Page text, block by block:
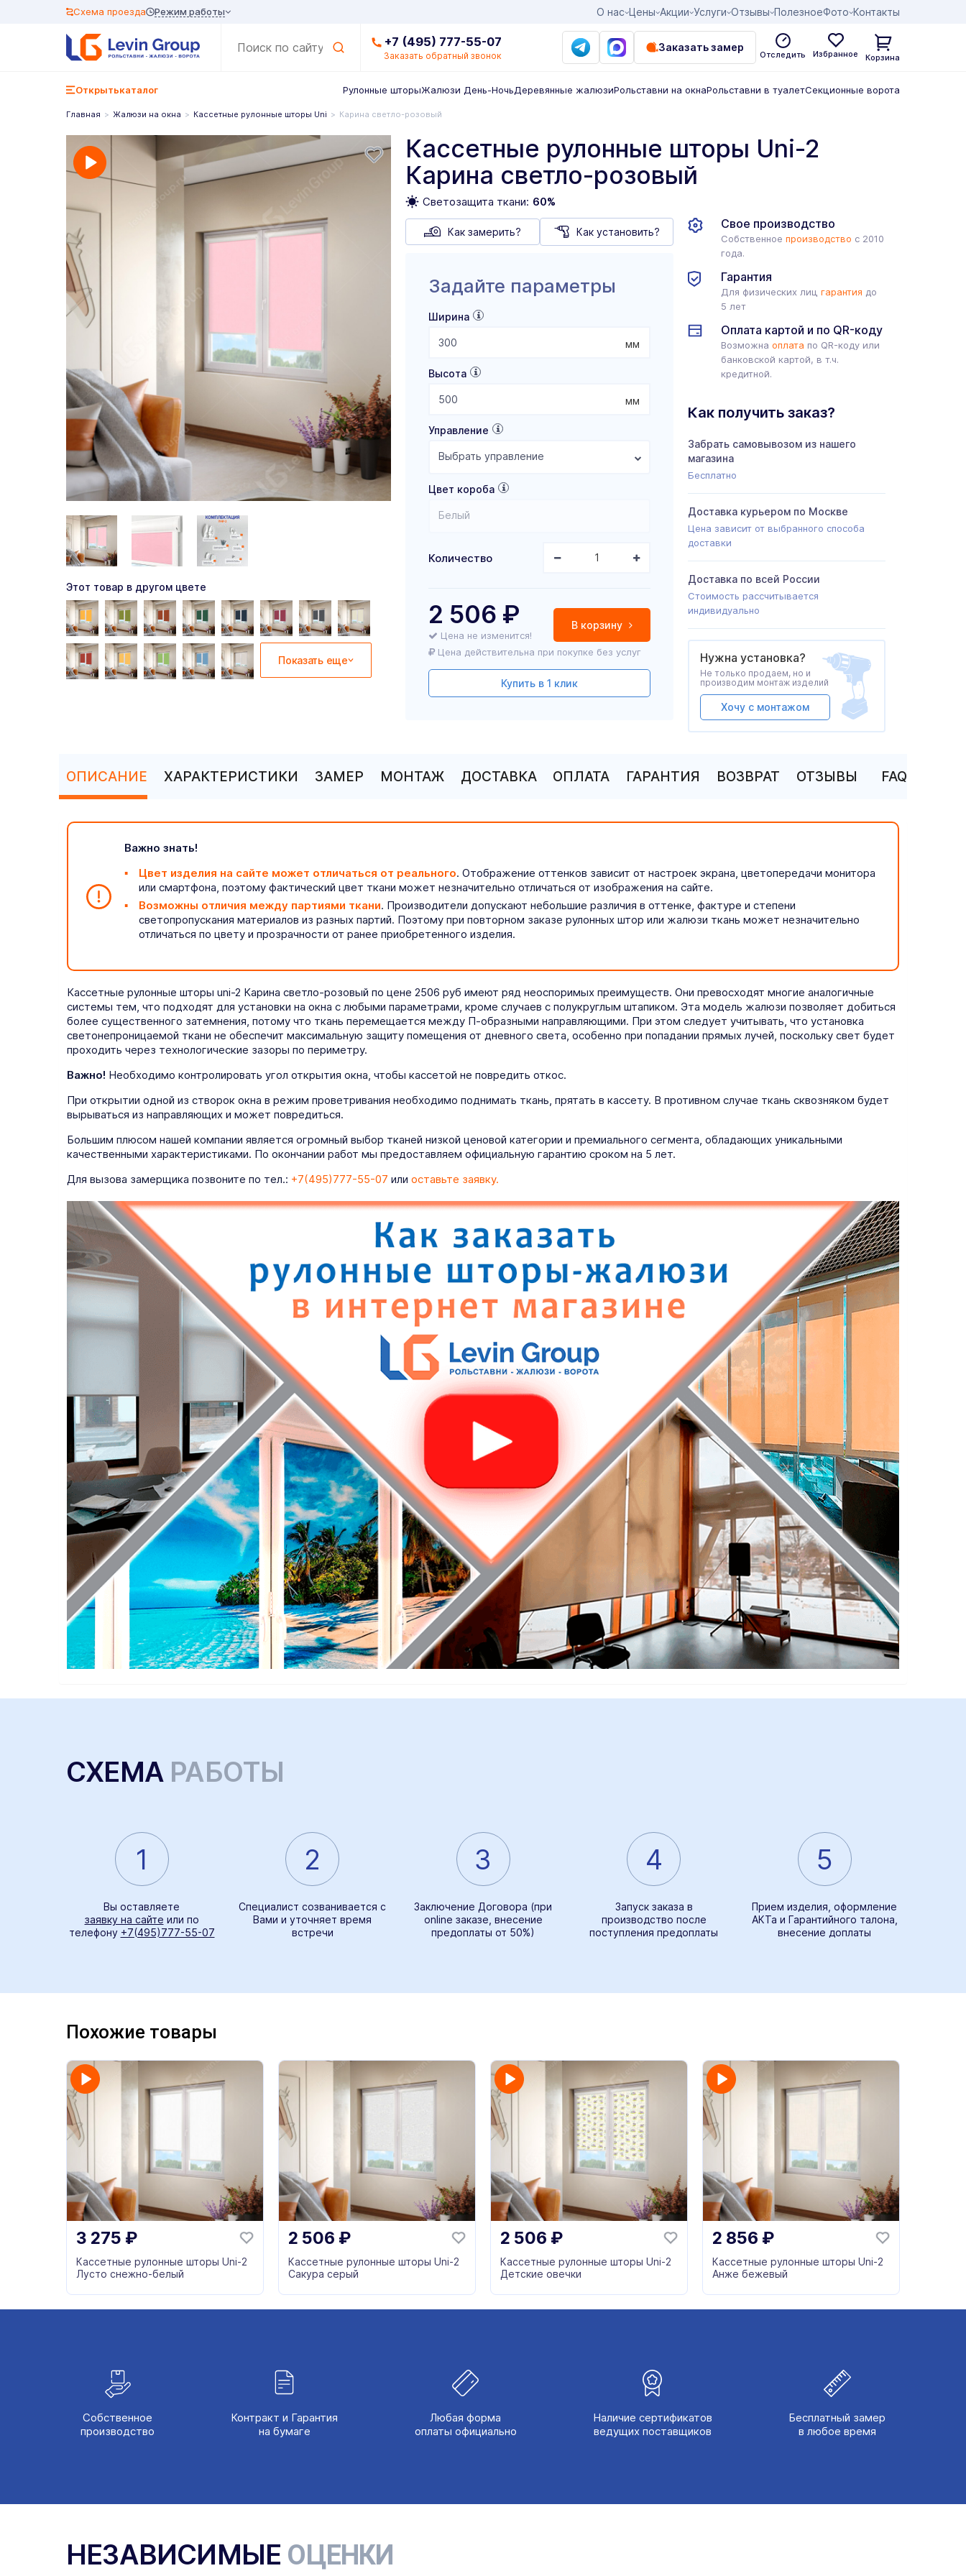
О нас Цены Акции Услуги Отзывы ПолезноеФото Контакты
Схема проезда Режим работы
+7 (495) 777-55-07
Заказать обратный звонок
Заказать замер
Отследить Избранное Корзина
Открытькаталог Рулонные шторыЖалюзи День-НочьДеревянные жалюзиРольставни на окнаРольставни в туалетСекционные ворота
Главная Жалюзи на окна Кассетные рулонные шторы Uni Карина светло-розовый
Кассетные рулонные шторы Uni-2
Карина светло-розовый
Светозащита ткани: 60%
Этот товар в другом цвете
Показать еще
Как замерить? Как установить?
Задайте параметры
Ширина
мм
Высота
мм
Управление
Выбрать управление
Цвет короба
Белый
Количество
В корзину
2 506 ₽
Цена не изменится!
Цена действительна при покупке без услуг
Купить в 1 клик
Свое производство
Собственноепроизводство с 2010
года.
Гарантия
Для физических лицгарантия до
5 лет
Оплата картой и по QR-коду
Возможнаоплата по QR-коду или
банковской картой, в т.ч.
кредитной.
Как получить заказ?
Забрать самовывозом из нашего
магазина
Бесплатно
Доставка курьером по Москве
Цена зависит от выбранного способа
доставки
Доставка по всей России
Стоимость рассчитывается
индивидуально
Нужна установка?
Не только продаем, но и
производим монтаж изделий
Хочу с монтажом
ОПИСАНИЕ ХАРАКТЕРИСТИКИ ЗАМЕР МОНТАЖ ДОСТАВКА ОПЛАТА ГАРАНТИЯ ВОЗВРАТ ОТЗЫВЫ FAQ
Важно знать!
Цвет изделия на сайте может отличаться от реального. Отображение оттенков зависит от настроек экрана, цветопередачи монитора
или смартфона, поэтому фактический цвет ткани может незначительно отличаться от изображения на сайте.
Возможны отличия между партиями ткани. Производители допускают небольшие различия в оттенке, фактуре и степени
светопропускания материалов из разных партий. Поэтому при повторном заказе рулонных штор или жалюзи ткань может незначительно
отличаться по цвету и прозрачности от ранее приобретенного изделия.
Кассетные рулонные шторы uni-2 Карина светло-розовый по цене 2506 руб имеют ряд неоспоримых преимуществ. Они превосходят многие аналогичные
системы тем, что подходят для установки на окна с любыми параметрами, кроме случаев с полукруглым штапиком. Эта модель жалюзи позволяет добиться
более существенного затемнения, потому что ткань перемещается между П-образными направляющими. При этом следует учитывать, что установка
светонепроницаемой ткани не обеспечит максимальную защиту помещения от дневного света, особенно при попадании прямых лучей, поскольку свет будет
проходить через технологические зазоры по периметру.
Важно! Необходимо контролировать угол открытия окна, чтобы кассетой не повредить откос.
При открытии одной из створок окна в режим проветривания необходимо поднимать ткань, прятать в кассету. В противном случае ткань сквозняком будет
вырываться из направляющих и может повредиться.
Большим плюсом нашей компании является огромный выбор тканей низкой ценовой категории и премиального сегмента, обладающих уникальными
качественными характеристиками. По окончании работ мы предоставляем официальную гарантию сроком на 5 лет.
Для вызова замерщика позвоните по тел.: +7(495)777-55-07 или оставьте заявку.
СХЕМА РАБОТЫ
1
Вы оставляете
заявку на сайте или по
телефону +7(495)777-55-07
2
Специалист созванивается с
Вами и уточняет время
встречи
3
Заключение Договора (при
online заказе, внесение
предоплаты от 50%)
4
Запуск заказа в
производство после
поступления предоплаты
5
Прием изделия, оформление
АКТа и Гарантийного талона,
внесение доплаты
Похожие товары
3 275 ₽
Кассетные рулонные шторы Uni-2
Лусто снежно-белый
2 506 ₽
Кассетные рулонные шторы Uni-2
Сакура серый
2 506 ₽
Кассетные рулонные шторы Uni-2
Детские овечки
2 856 ₽
Кассетные рулонные шторы Uni-2
Анже бежевый
Собственное
производство
Контракт и Гарантия
на бумаге
Любая форма
оплаты официально
Наличие сертификатов
ведущих поставщиков
Бесплатный замер
в любое время
НЕЗАВИСИМЫЕ ОЦЕНКИ